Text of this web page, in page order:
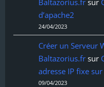
d’apache2
24/04/2023
Créer un Serveur
Baltazorius.frsur
adresse IP fixe
09/04/2023